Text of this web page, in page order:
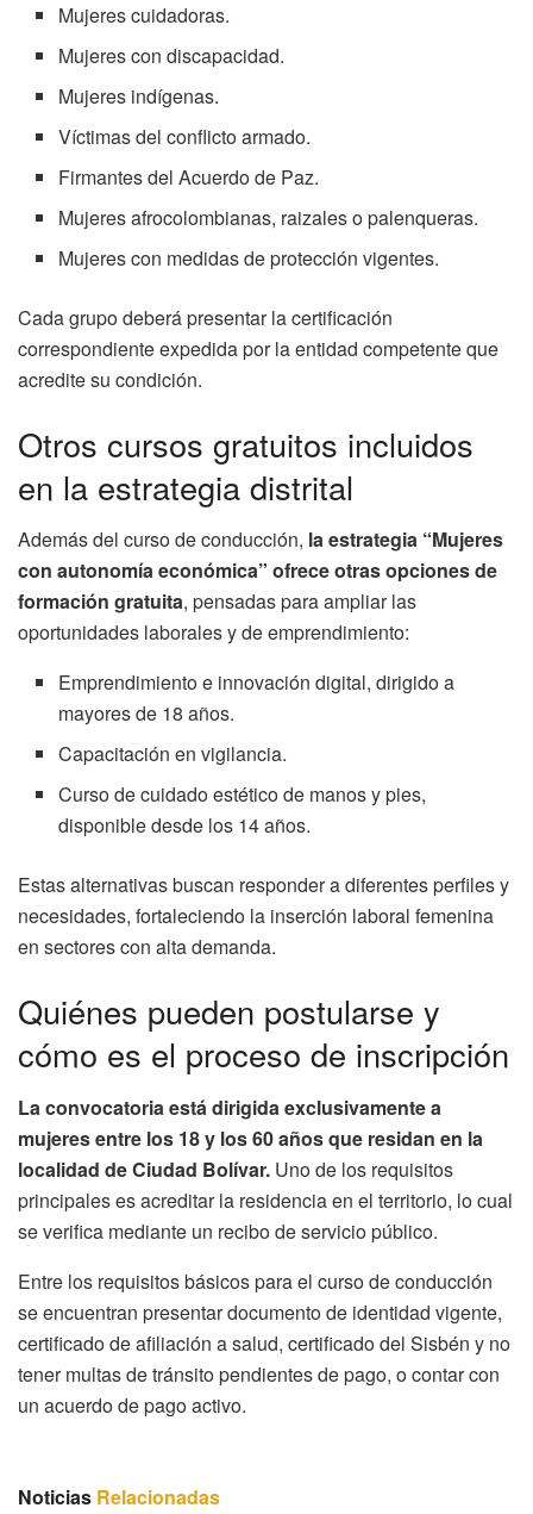
Mujeres cuidadoras.
Mujeres con discapacidad.
Mujeres indígenas.
Víctimas del conflicto armado.
Firmantes del Acuerdo de Paz.
Mujeres afrocolombianas, raizales o palenqueras.
Mujeres con medidas de protección vigentes.
Cada grupo deberá presentar la certificación
correspondiente expedida por la entidad competente que
acredite su condición.
Otros cursos gratuitos incluidos
en la estrategia distrital
Además del curso de conducción, la estrategia “Mujeres
con autonomía económica” ofrece otras opciones de
formación gratuita, pensadas para ampliar las
oportunidades laborales y de emprendimiento:
Emprendimiento e innovación digital, dirigido a
mayores de 18 años.
Capacitación en vigilancia.
Curso de cuidado estético de manos y pies,
disponible desde los 14 años.
Estas alternativas buscan responder a diferentes perfiles y
necesidades, fortaleciendo la inserción laboral femenina
en sectores con alta demanda.
Quiénes pueden postularse y
cómo es el proceso de inscripción
La convocatoria está dirigida exclusivamente a
mujeres entre los 18 y los 60 años que residan en la
localidad de Ciudad Bolívar. Uno de los requisitos
principales es acreditar la residencia en el territorio, lo cual
se verifica mediante un recibo de servicio público.
Entre los requisitos básicos para el curso de conducción
se encuentran presentar documento de identidad vigente,
certificado de afiliación a salud, certificado del Sisbén y no
tener multas de tránsito pendientes de pago, o contar con
un acuerdo de pago activo.
Noticias Relacionadas